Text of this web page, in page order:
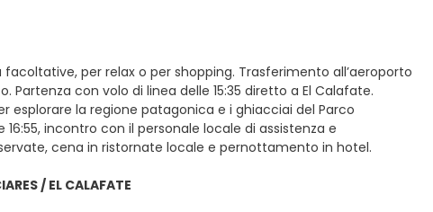
per relax o per shopping. Trasferimento all’aeroporto
con volo di linea delle 15:35 diretto a El Calafate.
esplorare la regione patagonica e i ghiacciai del Parco
incontro con il personale locale di assistenza e
cena in ristornate locale e pernottamento in hotel.
/ EL CALAFATE